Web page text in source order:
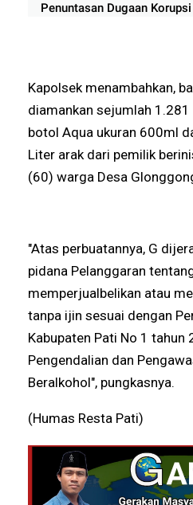
Penuntasan Dugaan
Kapolsek menambahkan,
diamankan sejumlah
botol Aqua ukuran 600ml
Liter arak dari pemilik
(60) warga Desa
"Atas perbuatannya, G
pidana Pelanggaran
memperjualbelikan atau
tanpa ijin sesuai dengan
Kabupaten Pati No 1 tahun
Pengendalian dan
Beralkohol", pungkasnya.
(Humas Resta Pati)